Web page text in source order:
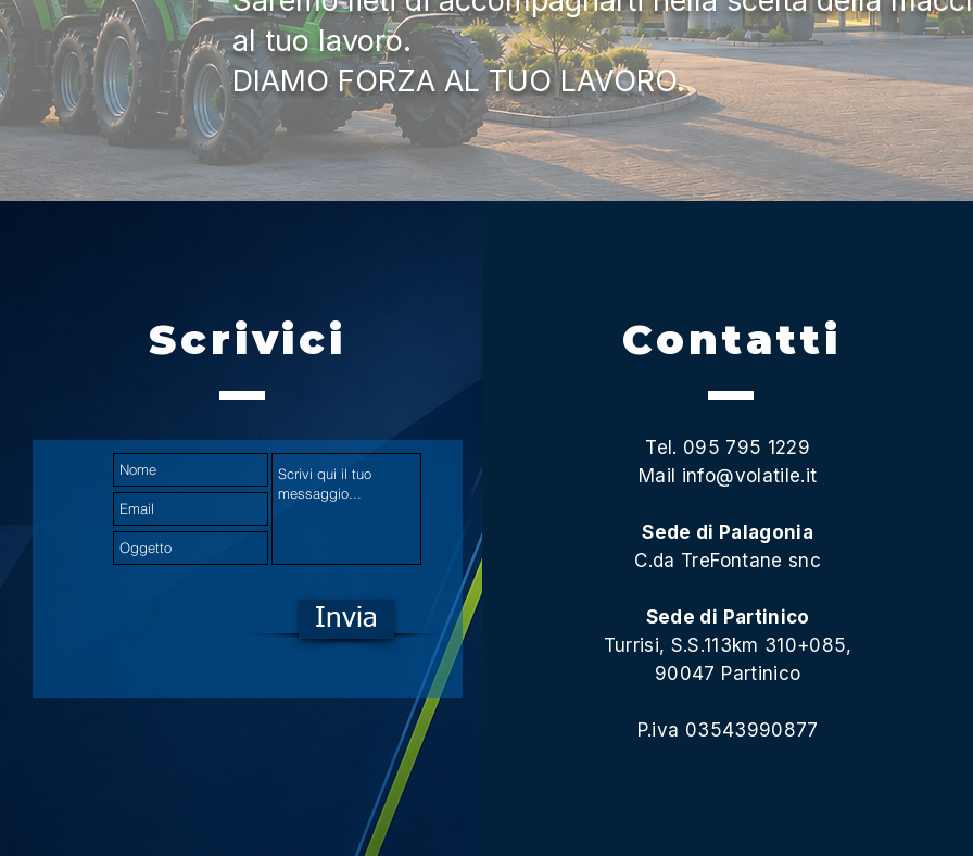
al tuo lavoro.
DIAMO FORZA AL TUO LAVORO.
Scrivici
Invia
Contatti
Tel. 095 795 1229
Mail info@volatile.it
Sede di Palagonia
C.da TreFontane snc
Sede di Partinico
Turrisi, S.S.113km 310+085,
90047 Partinico
P.iva 03543990877